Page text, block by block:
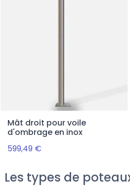
Mât droit pour voile
d'ombrage en inox
599,49 €
Les types de